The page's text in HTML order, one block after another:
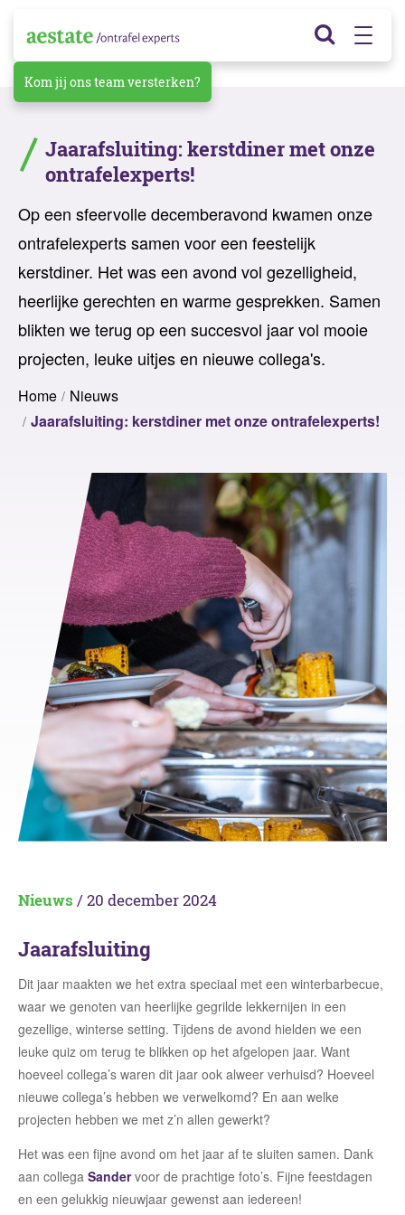
Kom jij ons team versterken?
Jaarafsluiting: kerstdiner met onze
ontrafelexperts!
Op een sfeervolle decemberavond kwamen onze
ontrafelexperts samen voor een feestelijk
kerstdiner. Het was een avond vol gezelligheid,
heerlijke gerechten en warme gesprekken. Samen
blikten we terug op een succesvol jaar vol mooie
projecten, leuke uitjes en nieuwe collega's.
Home
Nieuws
Jaarafsluiting: kerstdiner met onze ontrafelexperts!
Nieuws / 20 december 2024
Jaarafsluiting
Dit jaar maakten we het extra speciaal met een winterbarbecue,
waar we genoten van heerlijke gegrilde lekkernijen in een
gezellige, winterse setting. Tijdens de avond hielden we een
leuke quiz om terug te blikken op het afgelopen jaar. Want
hoeveel collega’s waren dit jaar ook alweer verhuisd? Hoeveel
nieuwe collega’s hebben we verwelkomd? En aan welke
projecten hebben we met z’n allen gewerkt?
Het was een fijne avond om het jaar af te sluiten samen. Dank
aan collega Sandervoor de prachtige foto’s. Fijne feestdagen
en een gelukkig nieuwjaar gewenst aan iedereen!